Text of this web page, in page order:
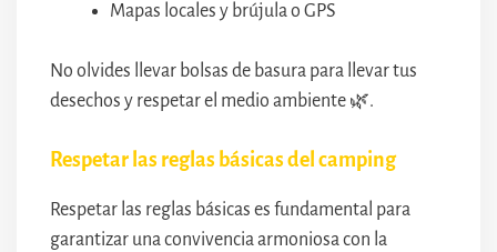
Mapas locales y brújula o GPS
No olvides llevar bolsas de basura para llevar tus
desechos y respetar el medio ambiente 🌿.
Respetar las reglas básicas del camping
Respetar las reglas básicas es fundamental para
garantizar una convivencia armoniosa con la